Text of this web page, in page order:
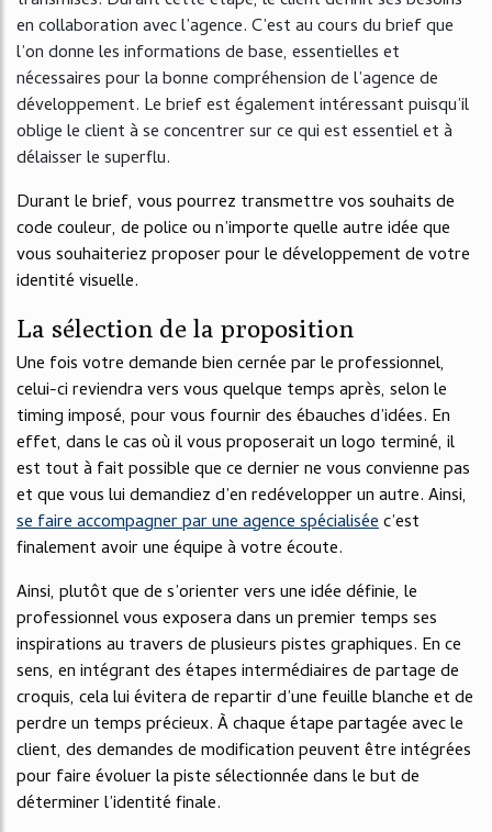
en collaboration avec l’agence. C’est au cours du brief que
l’on donne les informations de base, essentielles et
nécessaires pour la bonne compréhension de l’agence de
développement. Le brief est également intéressant puisqu’il
oblige le client à se concentrer sur ce qui est essentiel et à
délaisser le superflu.
Durant le brief, vous pourrez transmettre vos souhaits de
code couleur, de police ou n’importe quelle autre idée que
vous souhaiteriez proposer pour le développement de votre
identité visuelle.
La sélection de la proposition
Une fois votre demande bien cernée par le professionnel,
celui-ci reviendra vers vous quelque temps après, selon le
timing imposé, pour vous fournir des ébauches d’idées. En
effet, dans le cas où il vous proposerait un logo terminé, il
est tout à fait possible que ce dernier ne vous convienne pas
et que vous lui demandiez d’en redévelopper un autre. Ainsi,
se faire accompagner par une agence spécialiséec’est
finalement avoir une équipe à votre écoute.
Ainsi, plutôt que de s’orienter vers une idée définie, le
professionnel vous exposera dans un premier temps ses
inspirations au travers de plusieurs pistes graphiques. En ce
sens, en intégrant des étapes intermédiaires de partage de
croquis, cela lui évitera de repartir d’une feuille blanche et de
perdre un temps précieux. À chaque étape partagée avec le
client, des demandes de modification peuvent être intégrées
pour faire évoluer la piste sélectionnée dans le but de
déterminer l’identité finale.